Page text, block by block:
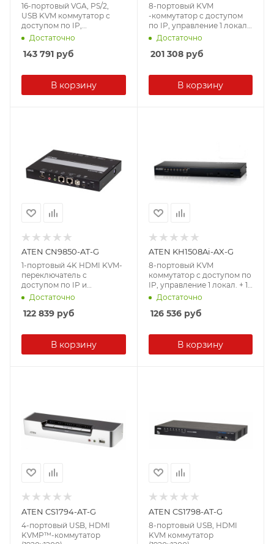
16-портовый VGA, PS/2,
USB KVM коммутатор с
доступом по IP,
управление 1 локал. + 1
удал. (1920x1200)
Достаточно
143 791 руб
В корзину
8-портовый KVM
-коммутатор с доступом
по IP, управление 1 локал.
+ 1 удал. (1920x1200)
Достаточно
201 308руб
В корзину
ATEN CN9850-AT-G
1-портовый 4K HDMI KVM-
переключатель с
доступом по IP и
поддержкой 1-
сеанса совместной работы
Достаточно
122 839 руб
В корзину
ATEN KH1508Ai-AX-G
8-портовый KVM
коммутатор с доступом по
IP, управление 1 локал. + 1
удал. (1920x1200)
Достаточно
126 536руб
В корзину
ATEN CS1794-AT-G
4-портовый USB, HDMI
KVMP™-коммутатор
ATEN CS1798-AT-G
8-портовый USB, HDMI
KVM коммутатор